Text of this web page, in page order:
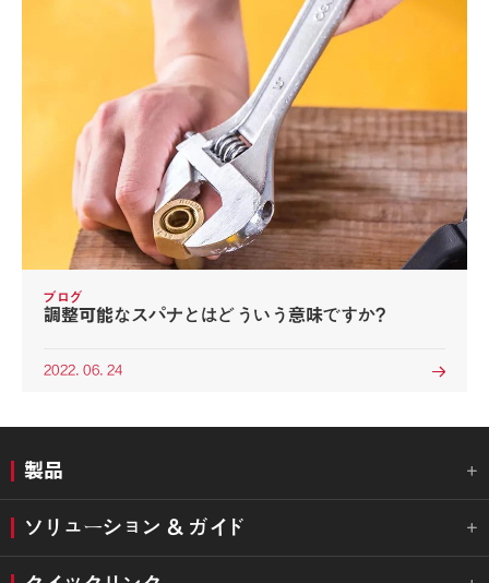
ブログ
調整可能なスパナとはどういう意味ですか?
2022. 06. 24 
製品 
ソリューション & ガイド 